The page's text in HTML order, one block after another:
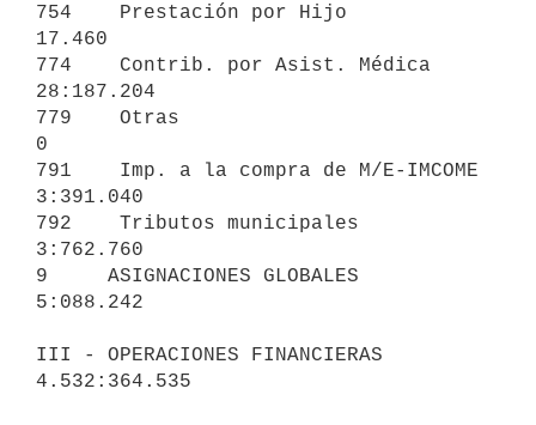
754    Prestación por Hijo
17.460
774    Contrib. por Asist. Médica
28:187.204
779    Otras
0
791    Imp. a la compra de M/E-IMCOME
3:391.040
792    Tributos municipales
3:762.760
9     ASIGNACIONES GLOBALES
5:088.242
III - OPERACIONES FINANCIERAS
4.532:364.535